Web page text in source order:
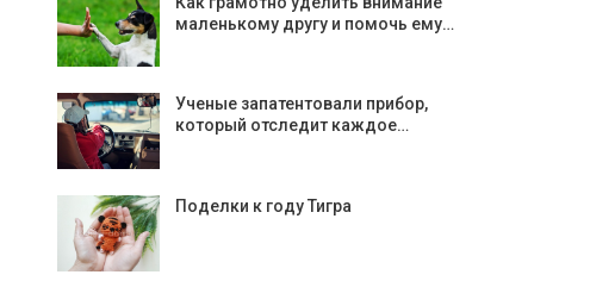
маленькому другу и помочь ему…
Ученые запатентовали прибор,
который отследит каждое…
Поделки к году Тигра